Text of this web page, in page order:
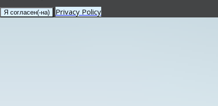
Я согласен(-на) Privacy Policy